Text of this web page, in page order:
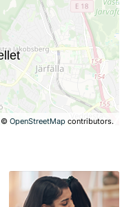
©OpenStreetMap contributors.